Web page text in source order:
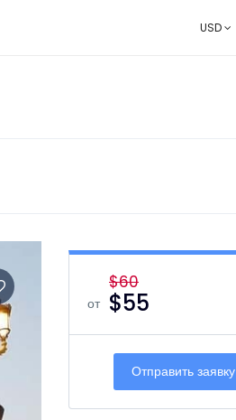
USD
от
$60
$55
Отправить заявку